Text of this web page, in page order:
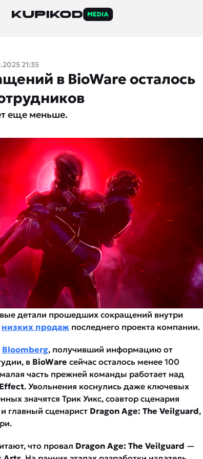
21:35
в BioWare осталось
еще меньше.
детали прошедших сокращений внутри
низких продаж последнего проекта компании.
Bloomberg, получивший информацию от
в BioWare сейчас осталось менее 100
часть прежней команды работает над
. Увольнения коснулись даже ключевых
значятся Трик Уикс, соавтор сценария
и главный сценарист Dragon Age: The Veilguard
что провал Dragon Age: The Veilguard —